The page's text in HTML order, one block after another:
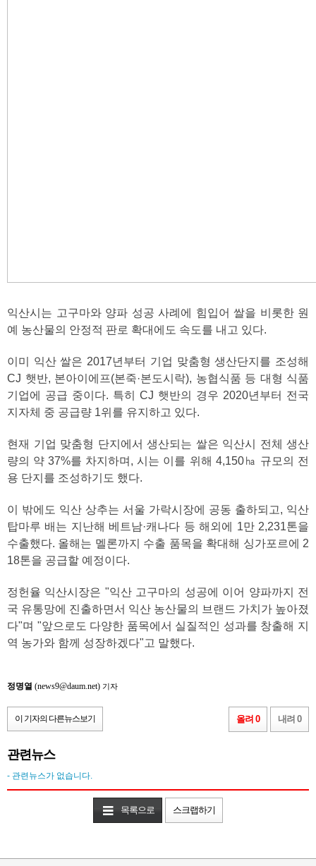
익산시는 고구마와 양파 성공 사례에 힘입어 쌀을 비롯한 원
예 농산물의 안정적 판로 확대에도 속도를 내고 있다.
이미 익산 쌀은 2017년부터 기업 맞춤형 생산단지를 조성해
CJ 햇반, 본아이에프(본죽·본도시락), 농협식품 등 대형 식품
기업에 공급 중이다. 특히 CJ 햇반의 경우 2020년부터 전국
지자체 중 공급량 1위를 유지하고 있다.
현재 기업 맞춤형 단지에서 생산되는 쌀은 익산시 전체 생산
량의 약 37%를 차지하며, 시는 이를 위해 4,150㏊ 규모의 전
용 단지를 조성하기도 했다.
이 밖에도 익산 상추는 서울 가락시장에 공동 출하되고, 익산
탑마루 배는 지난해 베트남·캐나다 등 해외에 1만 2,231톤을
수출했다. 올해는 멜론까지 수출 품목을 확대해 싱가포르에 2
18톤을 공급할 예정이다.
정헌율 익산시장은 "익산 고구마의 성공에 이어 양파까지 전
국 유통망에 진출하면서 익산 농산물의 브랜드 가치가 높아졌
다"며 "앞으로도 다양한 품목에서 실질적인 성과를 창출해 지
역 농가와 함께 성장하겠다"고 말했다.
정명열 (news9@daum.net) 기자
이 기자의 다른뉴스보기 올려 0 내려 0
관련뉴스
- 관련뉴스가 없습니다.
목록으로 스크랩하기